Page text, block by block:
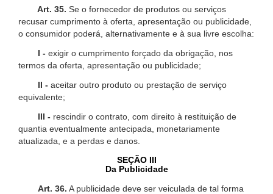
Art. 35. Se o fornecedor de produtos ou serviços
recusar cumprimento à oferta, apresentação ou publicidade,
o consumidor poderá, alternativamente e à sua livre escolha:
I - exigir o cumprimento forçado da obrigação, nos
termos da oferta, apresentação ou publicidade;
II - aceitar outro produto ou prestação de serviço
equivalente;
III - rescindir o contrato, com direito à restituição de
quantia eventualmente antecipada, monetariamente
atualizada, e a perdas e danos.
SEÇÃO III
Da Publicidade
Art. 36. A publicidade deve ser veiculada de tal forma